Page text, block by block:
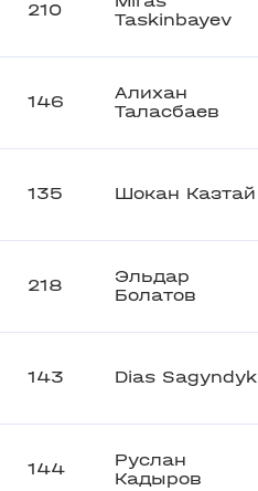
210
Taskinbayev
146
Алихан
Таласбаев
135 Шокан Казтай
218
Эльдар
Болатов
143 Dias Sagyndyk
144
Руслан
Кадыров